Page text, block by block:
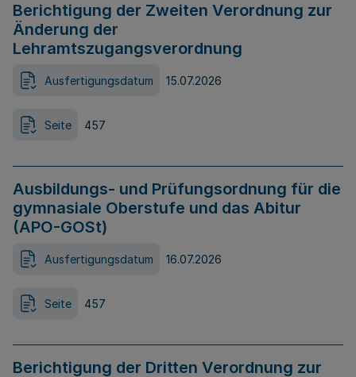
Berichtigung der Zweiten Verordnung zur
Änderung der
Lehramtszugangsverordnung
Ausfertigungsdatum 15.07.2026
Seite 457
Ausbildungs- und Prüfungsordnung für die
gymnasiale Oberstufe und das Abitur
(APO-GOSt)
Ausfertigungsdatum 16.07.2026
Seite 457
Berichtigung der Dritten Verordnung zur